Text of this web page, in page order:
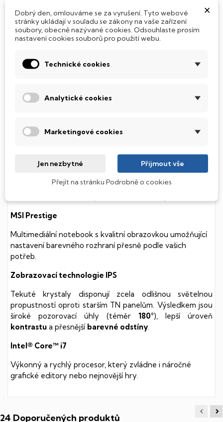
POPIS PARAMETRY PRODUKTU
Tento notebook je vybaven
(Solid State Drive)
součástmi a je tak mnohem méně náchylný
mnohem rychlejšípráci s daty.
Integrovaný systém úsporných LED diod osvítí jednotlivé
klávesy tak, aby byly krásně čitelné i během temné noci,
MSI Prestige
Multimediální notebook s kvalitní obrazovkou umožňující
nastavení barevného rozhraní přesně podle vašich
potřeb.
Zobrazovací technologie IPS
Tekuté krystaly disponují zcela odlišnou světelnou
propustností oproti starším TN panelům. Výsledkem jsou
široké pozorovací úhly (téměr 180°), lepší úroveň
kontrastu a přesnější barevné odstíny
Intel® Core™ i7
Výkonný a rychlý procesor, který zvládne i náročné
grafické editory nebo nejnovější hry.
24 Doporučených produktů
×
Dobrý den, omlouváme se za vyrušení. Tyto webové
stránky ukládají v souladu se zákony na vaše zařízení
soubory, obecně nazývané cookies. Odsouhlaste prosím
nastavení cookies souborů pro použití webu.
Technické cookies
Analytické cookies
Marketingové cookies
Jen nezbytné Přijmout vše
Přejít na stránku Podrobně o cookies